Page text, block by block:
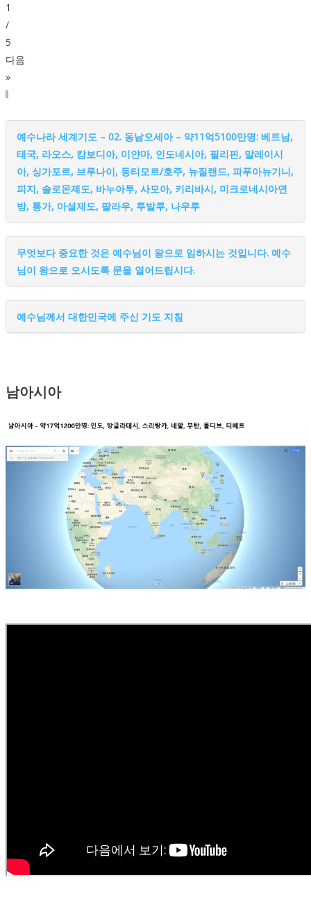
1
/
5
다음
»
예수나라 세계기도 – 02. 동남오세아 – 약11억5100만명: 베트남,
태국, 라오스, 캄보디아, 미얀마, 인도네시아, 필리핀, 말레이시
아, 싱가포르, 브루나이, 동티모르/호주, 뉴질랜드, 파푸아뉴기니,
피지, 솔로몬제도, 바누아투, 사모아, 키리바시, 미크로네시아연
방, 통가, 마셜제도, 팔라우, 투발루, 나우루
무엇보다 중요한 것은 예수님이 왕으로 임하시는 것입니다. 예수
님이 왕으로 오시도록 문을 열어드립시다.
예수님께서 대한민국에 주신 기도 지침
남아시아